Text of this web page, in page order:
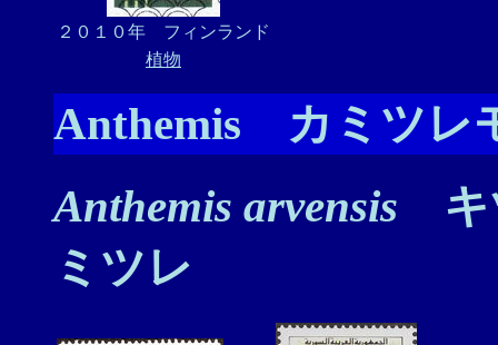
２０１０年 フィンランド
植物
Anthemis カミツレ
Anthemis arvensis キ
ミツレ